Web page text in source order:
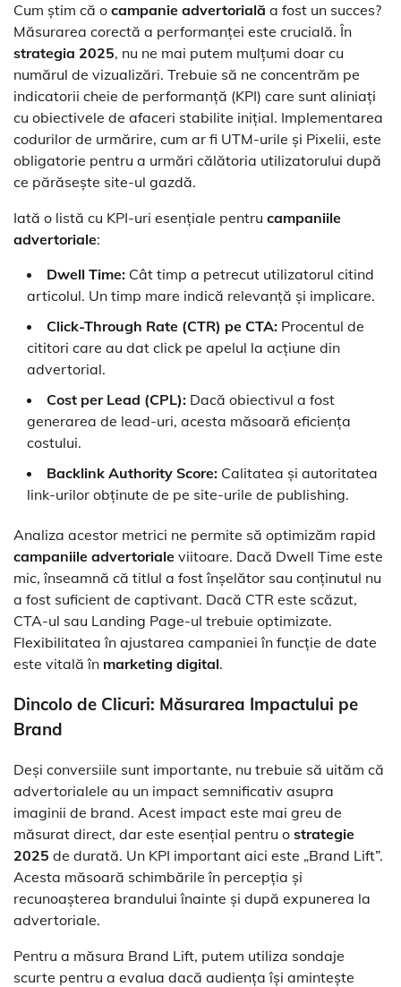
Cum știm că o campanie advertorială a fost un succes?
Măsurarea corectă a performanței este crucială. În
strategia 2025, nu ne mai putem mulțumi doar cu
numărul de vizualizări. Trebuie să ne concentrăm pe
indicatorii cheie de performanță (KPI) care sunt aliniați
cu obiectivele de afaceri stabilite inițial. Implementarea
codurilor de urmărire, cum ar fi UTM-urile și Pixelii, este
obligatorie pentru a urmări călătoria utilizatorului după
ce părăsește site-ul gazdă.
Iată o listă cu KPI-uri esențiale pentru campaniile
advertoriale:
Dwell Time: Cât timp a petrecut utilizatorul citind
articolul. Un timp mare indică relevanță și implicare.
Click-Through Rate (CTR) pe CTA: Procentul de
cititori care au dat click pe apelul la acțiune din
advertorial.
Cost per Lead (CPL): Dacă obiectivul a fost
generarea de lead-uri, acesta măsoară eficiența
costului.
Backlink Authority Score: Calitatea și autoritatea
link-urilor obținute de pe site-urile de publishing.
Analiza acestor metrici ne permite să optimizăm rapid
campaniile advertoriale viitoare. Dacă Dwell Time este
mic, înseamnă că titlul a fost înșelător sau conținutul nu
a fost suficient de captivant. Dacă CTR este scăzut,
CTA-ul sau Landing Page-ul trebuie optimizate.
Flexibilitatea în ajustarea campaniei în funcție de date
este vitală în marketing digital.
Dincolo de Clicuri: Măsurarea Impactului pe
Brand
Deși conversiile sunt importante, nu trebuie să uităm că
advertorialele au un impact semnificativ asupra
imaginii de brand. Acest impact este mai greu de
măsurat direct, dar este esențial pentru o strategie
2025 de durată. Un KPI important aici este „Brand Lift”.
Acesta măsoară schimbările în percepția și
recunoașterea brandului înainte și după expunerea la
advertoriale.
Pentru a măsura Brand Lift, putem utiliza sondaje
scurte pentru a evalua dacă audiența își amintește